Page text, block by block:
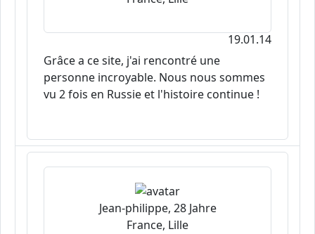
19.01.14
Grâce a ce site, j'ai rencontré une
personne incroyable. Nous nous sommes
vu 2 fois en Russie et l'histoire continue !
Jean-philippe, 28 Jahre
France, Lille